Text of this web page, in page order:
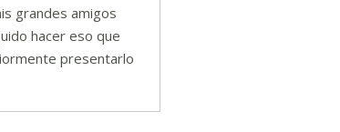
grandes amigos
hacer eso que
presentarlo